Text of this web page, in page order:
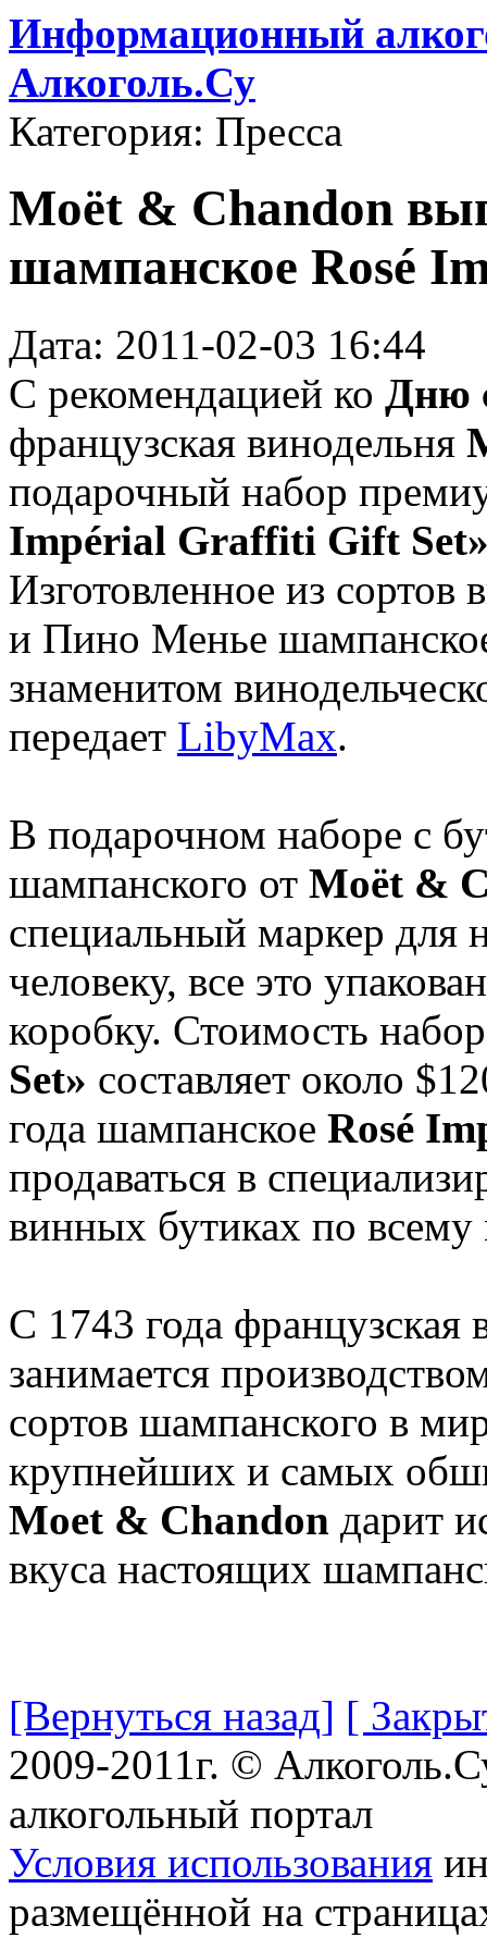
Информационный
Алкоголь.Су
Категория: Пресса
Moët & Chandon
шампанское Rosé
Дата: 2011-02-03 16:44
С рекомендацией ко Дню
французская винодельня
подарочный набор
Impérial Graffiti Gift
Изготовленное из
и Пино Менье
знаменитом
передает LibyMax.
В подарочном наборе с
шампанского от Moët &
специальный маркер для
человеку, все это
коробку. Стоимость
Set» составляет около
года шампанское Rosé
продаваться в
винных бутиках по всему
С 1743 года французская
занимается
сортов шампанского в
крупнейших и самых
Moet & Chandon дарит
вкуса настоящих
[Вернуться назад] [
2009-2011г. ©
алкогольный портал
Условия использования
размещённой на